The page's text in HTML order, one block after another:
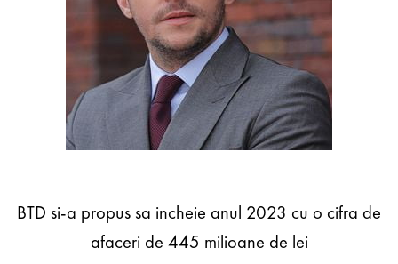
BTD si-a propus sa incheie anul 2023 cu o cifra de
afaceri de 445 milioane de lei